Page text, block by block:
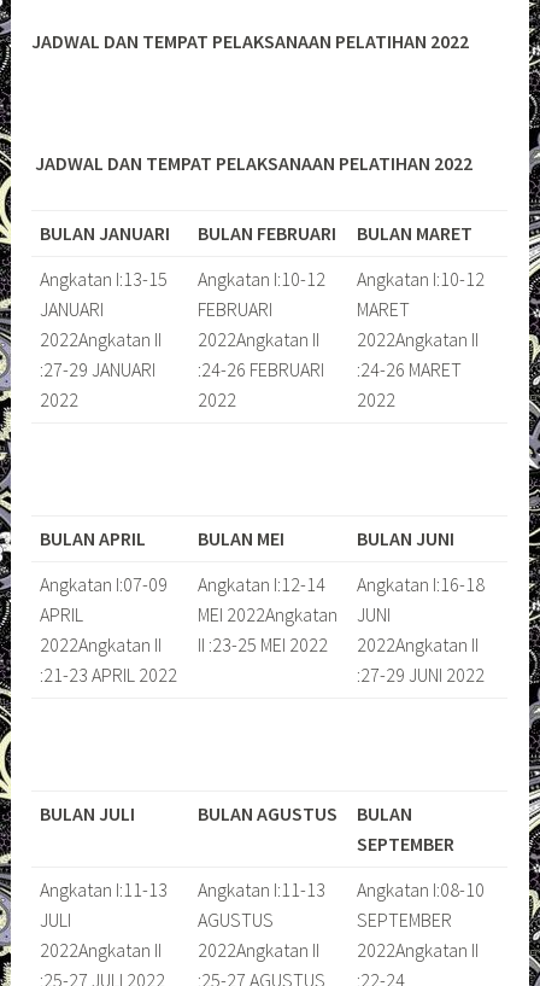
JADWAL DAN TEMPAT PELAKSANAAN PELATIHAN 2022
JADWAL DAN TEMPAT PELAKSANAAN PELATIHAN 2022
BULAN JANUARI BULAN FEBRUARI
BULAN MARET
Angkatan I:13-15
JANUARI
2022Angkatan II
:27-29 JANUARI
2022
Angkatan I:10-12
FEBRUARI
2022Angkatan II
:24-26 FEBRUARI
2022
Angkatan I:10-12
MARET
2022Angkatan II
:24-26 MARET
2022
BULAN APRIL BULAN MEI
BULAN JUNI
Angkatan I:07-09
APRIL
2022Angkatan II
:21-23 APRIL 2022
Angkatan I:12-14
MEI 2022Angkatan
II :23-25 MEI 2022
Angkatan I:16-18
JUNI
2022Angkatan II
:27-29 JUNI 2022
BULAN JULI BULAN AGUSTUS
BULAN
SEPTEMBER
Angkatan I:11-13
JULI
2022Angkatan II
:25-27 JULI 2022
Angkatan I:11-13
AGUSTUS
2022Angkatan II
:25-27 AGUSTUS
Angkatan I:08-10
SEPTEMBER
2022Angkatan II
:22-24